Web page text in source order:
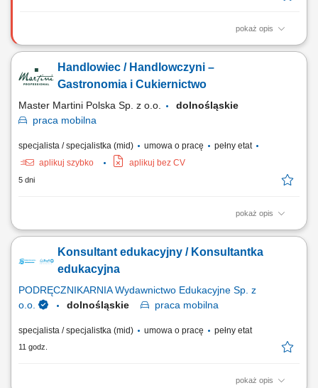
pokaż opis
Prowadzenie procesów rekrutacyjnych Kształtowanie zespołu
podległego zespołu. Wdrażanie nowych Doradców i wsparcie ich w
zakresie sprzedaży ubezpieczeń. Realizacja celów sprzedażowych.
Handlowiec / Handlowczyni –
Gastronomia i Cukiernictwo
Master Martini Polska Sp. z o.o.
dolnośląskie
praca mobilna
specjalista / specjalistka (mid) umowa o pracę
pełny etat
aplikuj szybko
aplikuj bez CV
5 dni
pokaż opis
Opis stanowiska: Aktywna współpraca z klientami biznesowymi oraz
prezentowanie ich zastosowania. Organizowanie pokazów oraz
spotkań handlowych u klientów. Udział w targach, szkoleniach i
Konsultant edukacyjny / Konsultantka
edukacyjna
PODRĘCZNIKARNIA Wydawnictwo Edukacyjne Sp. z
o.o.
dolnośląskie praca mobilna
specjalista / specjalistka (mid) umowa o pracę pełny etat
11 godz.
pokaż opis